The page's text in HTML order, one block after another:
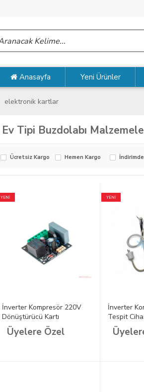
Anasayfa Yeni Ürünler
elektronik kartlar
Ev Tipi Buzdolabı
Ücretsiz Kargo Hemen Kargo İndirimde
YENİ
İnverter Kompresör 220V
Dönüştürücü Kartı
Üyelere Özel
YENİ
İnverter
Tespit